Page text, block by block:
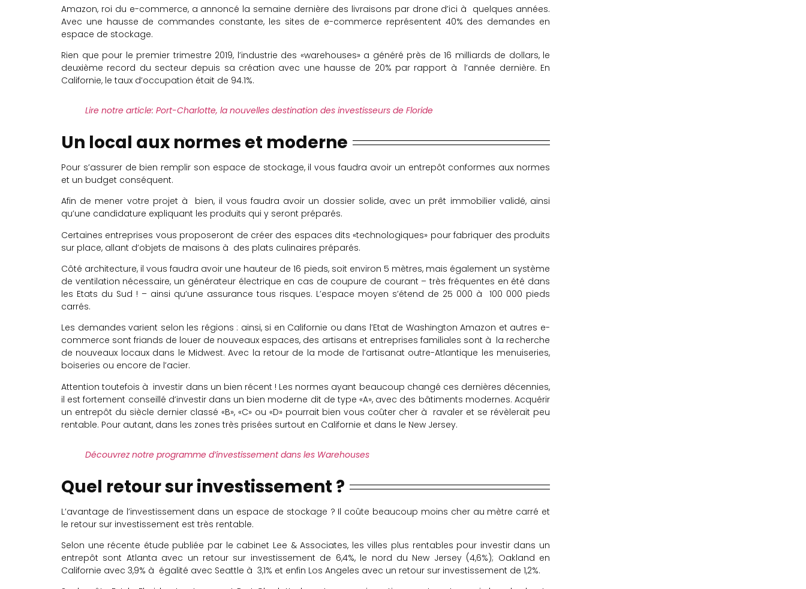
Amazon, roi du e-commerce, a annoncé la semaine dernière des livraisons par drone d’ici à quelques années.
Avec une hausse de commandes constante, les sites de e-commerce représentent 40% des demandes en
espace de stockage.
Rien que pour le premier trimestre 2019, l’industrie des «warehouses» a généré près de 16 milliards de dollars, le
deuxième record du secteur depuis sa création avec une hausse de 20% par rapport à l’année dernière. En
Californie, le taux d’occupation était de 94.1%.
Lire notre article: Port-Charlotte, la nouvelles destination des investisseurs de Floride
Un local aux normes et moderne
Pour s’assurer de bien remplir son espace de stockage, il vous faudra avoir un entrepôt conformes aux normes
et un budget conséquent.
Afin de mener votre projet à bien, il vous faudra avoir un dossier solide, avec un prêt immobilier validé, ainsi
qu’une candidature expliquant les produits qui y seront préparés.
Certaines entreprises vous proposeront de créer des espaces dits «technologiques» pour fabriquer des produits
sur place, allant d’objets de maisons à des plats culinaires préparés.
Côté architecture, il vous faudra avoir une hauteur de 16 pieds, soit environ 5 mètres, mais également un système
de ventilation nécessaire, un générateur électrique en cas de coupure de courant – très fréquentes en été dans
les Etats du Sud ! – ainsi qu’une assurance tous risques. L’espace moyen s’étend de 25 000 à 100 000 pieds
carrés.
Les demandes varient selon les régions : ainsi, si en Californie ou dans l’Etat de Washington Amazon et autres e-
commerce sont friands de louer de nouveaux espaces, des artisans et entreprises familiales sont à la recherche
de nouveaux locaux dans le Midwest. Avec la retour de la mode de l’artisanat outre-Atlantique les menuiseries,
boiseries ou encore de l’acier.
Attention toutefois à investir dans un bien récent ! Les normes ayant beaucoup changé ces dernières décennies,
il est fortement conseillé d’investir dans un bien moderne dit de type «A», avec des bâtiments modernes. Acquérir
un entrepôt du siècle dernier classé «B», «C» ou «D» pourrait bien vous coûter cher à ravaler et se révèlerait peu
rentable. Pour autant, dans les zones très prisées surtout en Californie et dans le New Jersey.
Découvrez notre programme d’investissement dans les Warehouses
Quel retour sur investissement ?
L’avantage de l’investissement dans un espace de stockage ? Il coûte beaucoup moins cher au mètre carré et
le retour sur investissement est très rentable.
Selon une récente étude publiée par le cabinet Lee & Associates, les villes plus rentables pour investir dans un
entrepôt sont Atlanta avec un retour sur investissement de 6,4%, le nord du New Jersey (4,6%); Oakland en
Californie avec 3,9% à égalité avec Seattle à 3,1% et enfin Los Angeles avec un retour sur investissement de 1,2%.